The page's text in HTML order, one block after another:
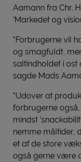
Aamann fra Chr.
’Markedet og
”Forbrugerne vil
og smagfuldt,
saltindholdet i ost
sagde Mads
”Udover at
forbrugerne
mindst
nemme måltider,
et af de store
også gerne være